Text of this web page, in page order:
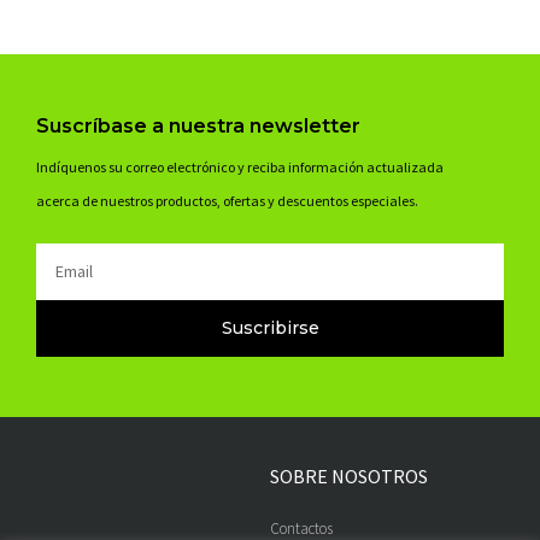
Suscríbase a nuestra newsletter
Indíquenos su correo electrónico y reciba información actualizada
acerca de nuestros productos, ofertas y descuentos especiales.
Suscribirse
SOBRE NOSOTROS
Contactos